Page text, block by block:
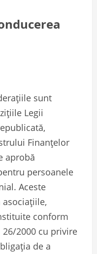
sunt
Legii
Finanțelor
aprobă
persoanele
Aceste
conform
2000 cu privire
de a